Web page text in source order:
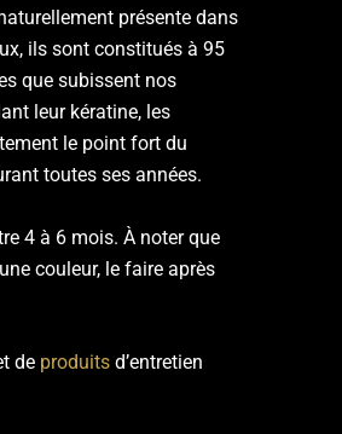
présente dans
ils sont constitués à 95
que subissent nos
leur kératine, les
le point fort du
toutes ses années.
4 à 6 mois. À noter que
couleur, le faire après
de produitsd’entretien